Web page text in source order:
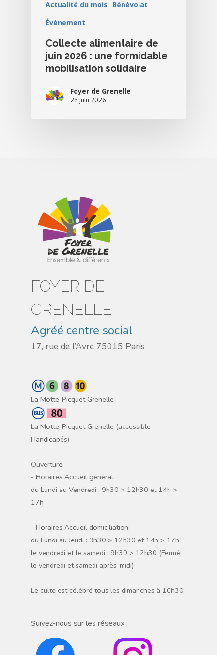
Actualité du mois
Bénévolat
Événement
Collecte alimentaire de
juin 2026 : une formidable
mobilisation solidaire
Foyer de Grenelle
25 juin 2026
FOYER DE
GRENELLE
Agréé centre social
17, rue de l’Avre 75015 Paris
La Motte-Picquet Grenelle
La Motte-Picquet Grenelle (accessible
Handicapés)
Ouverture:
- Horaires Accueil général:
du Lundi au Vendredi : 9h30 > 12h30 et 14h >
17h
- Horaires Accueil domiciliation:
du Lundi au Jeudi : 9h30 > 12h30 et 14h > 17h
le vendredi et le samedi : 9h30 > 12h30 (Fermé
le vendredi et samedi après-midi)
Le culte est célébré tous les dimanches à 10h30
Suivez-nous sur les réseaux :